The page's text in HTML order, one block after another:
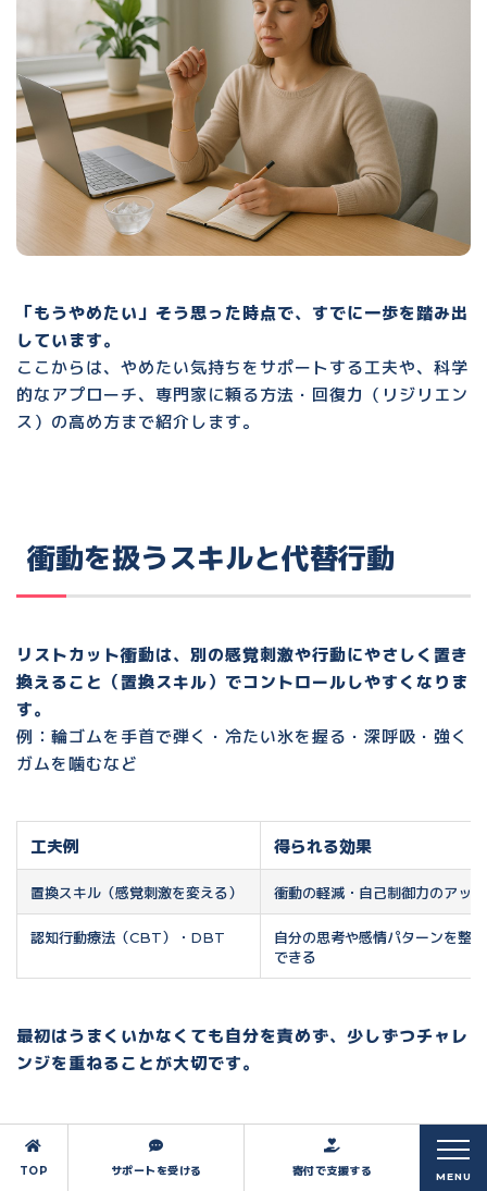
「もうやめたい」そう思った時点で、すでに一歩を踏み出
しています。
ここからは、やめたい気持ちをサポートする工夫や、科学
的なアプローチ、専門家に頼る方法・回復力（リジリエン
ス）の高め方まで紹介します。
衝動を扱うスキルと代替行動
リストカット衝動は、別の感覚刺激や行動にやさしく置き
換えること（置換スキル）でコントロールしやすくなりま
す。
例： 輪ゴムを手首で弾く・冷たい氷を握る・深呼吸・強く
ガムを噛むなど
工夫例 得られる効果
置換スキル（感覚刺激を変える） 衝動の軽減・自己制御力のアップ
認知行動療法（CBT）・DBT
自分の思考や感情パターンを整理
できる
最初はうまくいかなくても自分を責めず、少しずつチャレ
ンジを重ねることが大切です。
TOP サポートを受ける 寄付で支援する MENU